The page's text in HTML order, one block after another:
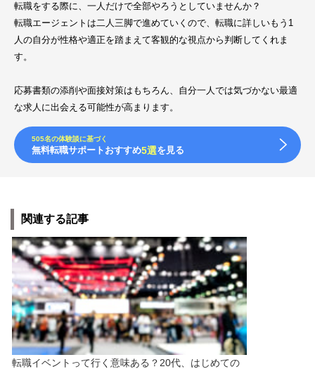
転職をする際に、一人だけで全部やろうとしていませんか？
転職エージェントは二人三脚で進めていくので、転職に詳しいもう1
人の自分が性格や適正を踏まえて客観的な視点から判断してくれま
す。
応募書類の添削や面接対策はもちろん、自分一人では気づかない最適
な求人に出会える可能性が高まります。
505名の体験談に基づく
無料転職サポートおすすめ5選を見る
関連する記事
転職イベントって行く意味ある？20代、はじめての